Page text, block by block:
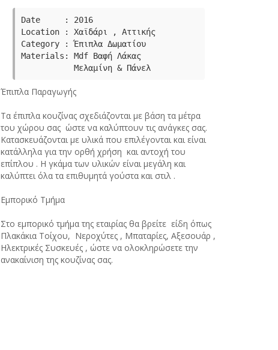
Date     : 2016
Category : Έπιπλα Δωματίου
Μaterials: Mdf Βαφή Λάκας
           Μελαμίνη & Πάνελ
Έπιπλα Παραγωγής
Τα έπιπλα κουζίνας σχεδιάζονται με βάση τα μέτρα
του χώρου σας ώστε να καλύπτουν τις ανάγκες σας.
Κατασκευάζονται με υλικά που επιλέγονται και είναι
κατάλληλα για την ορθή χρήση και αντοχή του
επίπλου . Η γκάμα των υλικών είναι μεγάλη και
καλύπτει όλα τα επιθυμητά γούστα και στιλ .
Εμπορικό Τμήμα
Στο εμπορικό τμήμα της εταιρίας θα βρείτε είδη όπως
Πλακάκια Τοίχου, Νεροχύτες , Μπαταρίες, Αξεσουάρ ,
Ηλεκτρικές Συσκευές , ώστε να ολοκληρώσετε την
ανακαίνιση της κουζίνας σας.